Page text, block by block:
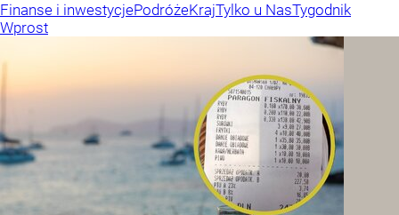
Finanse i inwestycjePodróżeKrajTylko u NasTygodnik
Wprost